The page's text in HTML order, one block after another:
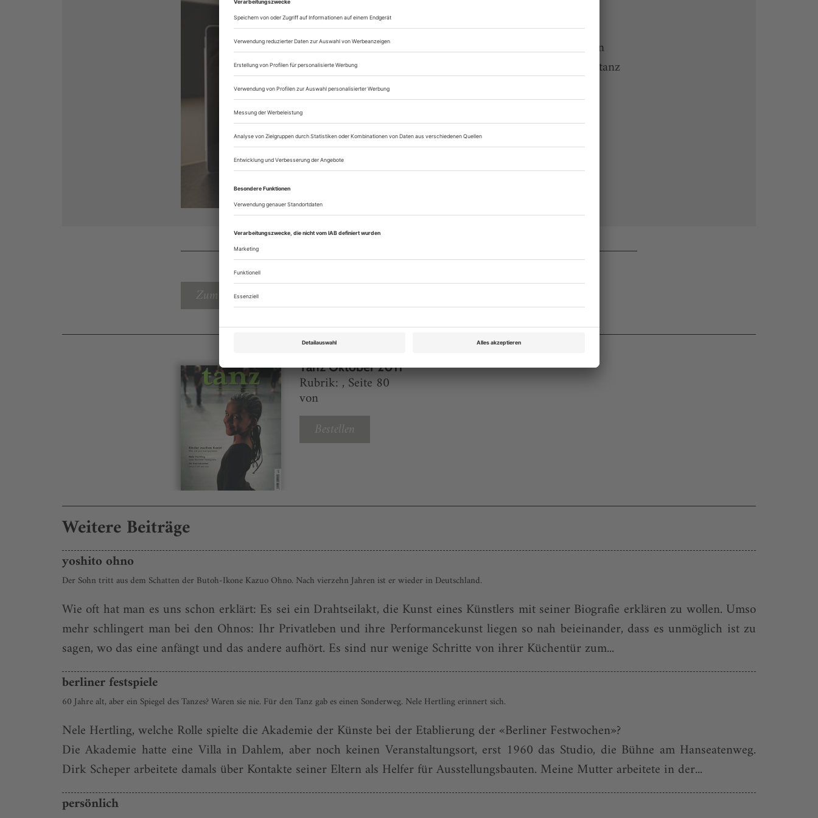
Zugang zum ePaper
Lesegenuss auf allen Endgeräten
Zugang zum Onlinearchiv von tanz
Zum Inhaltsverzeichnis
Tanz Oktober 2011
Rubrik: , Seite 80
von
Bestellen
Weitere Beiträge
yoshito ohno
Der Sohn tritt aus dem Schatten der Butoh-Ikone Kazuo Ohno. Nach vierzehn Jahren ist er wieder in Deutschland.
Wie oft hat man es uns schon erklärt: Es sei ein Drahtseilakt, die Kunst eines Künstlers mit seiner Biografie erklären zu wollen. Umso
mehr schlingert man bei den Ohnos: Ihr Privatleben und ihre Performancekunst liegen so nah beieinander, dass es unmöglich ist zu
sagen, wo das eine anfängt und das andere aufhört. Es sind nur wenige Schritte von ihrer Küchentür zum...
berliner festspiele
60 Jahre alt, aber ein Spiegel des Tanzes? Waren sie nie. Für den Tanz gab es einen Sonderweg. Nele Hertling erinnert sich.
Nele Hertling, welche Rolle spielte die Akademie der Künste bei der Etablierung der «Berliner Festwochen»?
Die Akademie hatte eine Villa in Dahlem, aber noch keinen Veranstaltungsort, erst 1960 das Studio, die Bühne am Hanseatenweg.
Dirk Scheper arbeitete damals über Kontakte seiner Eltern als Helfer für Ausstellungsbauten. Meine Mutter arbeitete in der...
persönlich